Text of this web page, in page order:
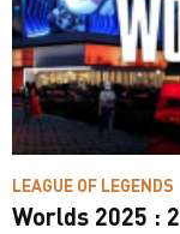
LEAGUE OF LEGENDS
Worlds 2025 :